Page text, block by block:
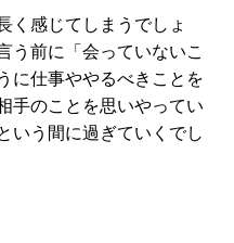
く感じてしまうでしょ
う前に「会っていないこ
に仕事ややるべきことを
手のことを思いやってい
いう間に過ぎていくでし